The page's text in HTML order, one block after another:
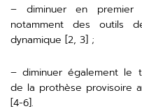
– diminuer en premier
notamment des outils
dynamique [2, 3] ;
– diminuer également le
de la prothèse provisoire
[4-6].